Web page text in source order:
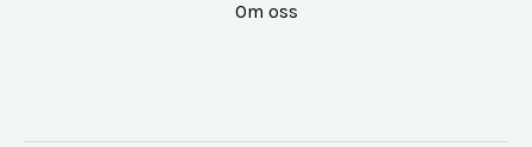
Om oss